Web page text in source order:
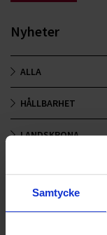
Samtycke
Nyheter
ALLA
HÅLLBARHET
LANDSKRONA
OHLSSONS REGION